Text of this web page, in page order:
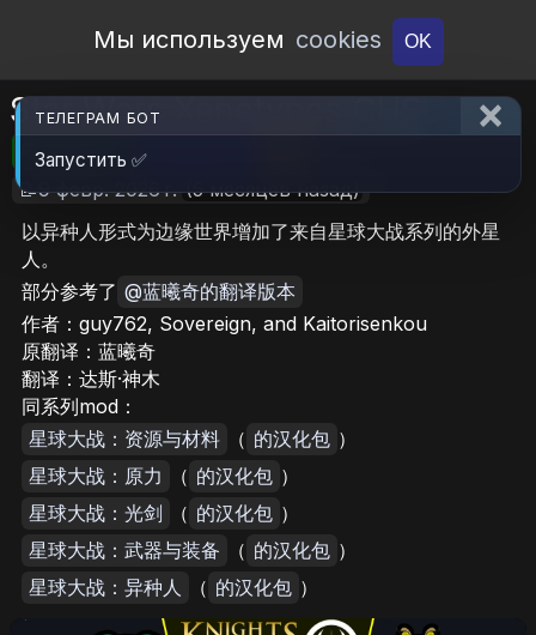
Open Workshop
Мы используем cookies OK
Star Wars Xenotypes CHS
🎮RimWorld 📦706.5 KB
📝9 февр. 2026 г. (5 месяцев назад)
以异种人形式为边缘世界增加了来自星球大战系列的外星
人。
部分参考了 @蓝曦奇的翻译版本
作者：guy762, Sovereign, and Kaitorisenkou
原翻译：蓝曦奇
翻译：达斯·神木
同系列mod：
星球大战：资源与材料
（ 的汉化包 ）
星球大战：原力
（ 的汉化包 ）
星球大战：光剑
（ 的汉化包 ）
星球大战：武器与装备
（ 的汉化包 ）
星球大战：异种人
（ 的汉化包 ）
ТЕЛЕГРАМ БОТ
Запустить ✅